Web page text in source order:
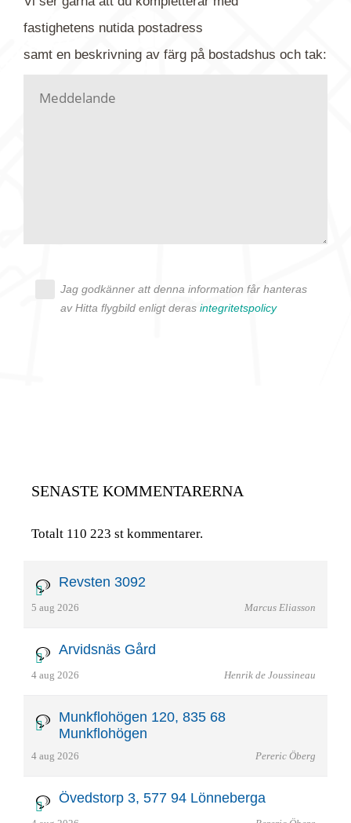
kontaktar dig så fort vi kan, givetvis utan
fastighetens nutidapostadress
samt en beskrivning av färg på bostadshus och tak:
Jag godkänner att denna information får hanteras
av Hitta flygbild enligt deras integritetspolicy
SENASTE KOMMENTARERNA
Totalt 110 223 st kommentarer.
Revsten 3092
5 aug 2026 Marcus Eliasson
Arvidsnäs Gård
4 aug 2026 Henrik de Joussineau
Munkflohögen 120, 835 68
Munkflohögen
4 aug 2026 Pereric Öberg
Övedstorp 3, 577 94 Lönneberga